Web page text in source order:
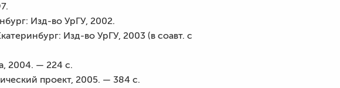
Изд-во УрГУ, 2002.
Изд-во УрГУ, 2003 (в соавт. с
2004. — 224 с.
проект, 2005. — 384 с.